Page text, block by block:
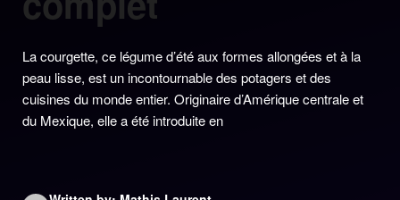
La courgette, ce légume d’été aux formes allongées et à la
peau lisse, est un incontournable des potagers et des
cuisines du monde entier. Originaire d’Amérique centrale et
du Mexique, elle a été introduite en